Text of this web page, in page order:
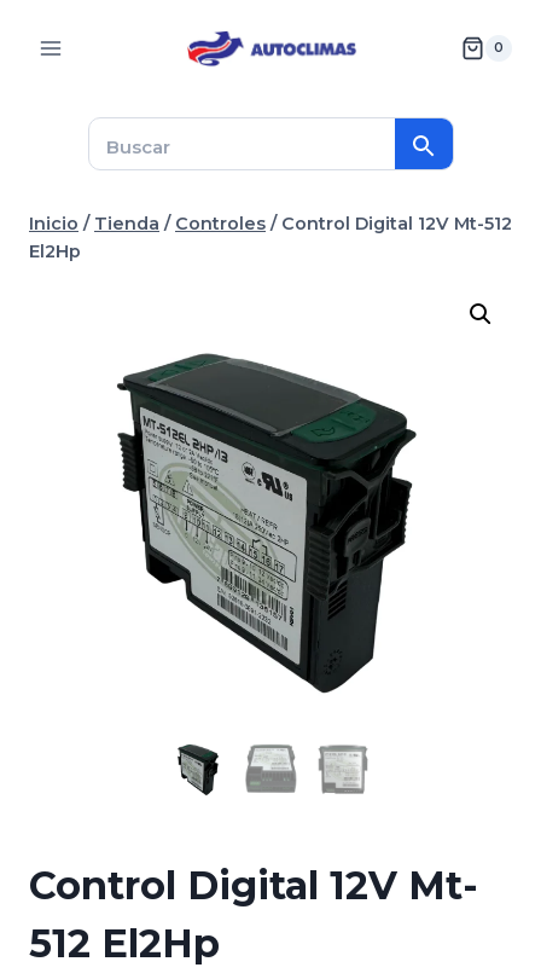
0
Inicio / Tienda / Controles / Control Digital 12V Mt-512
El2Hp
Control Digital 12V Mt-
512 El2Hp